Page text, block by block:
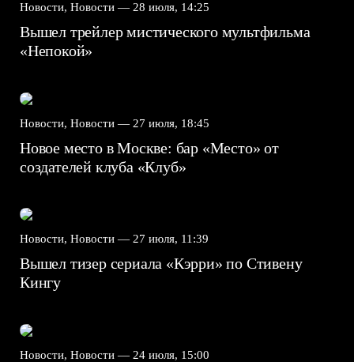
Новости, Новости — 28 июля, 14:25
Вышел трейлер мистического мультфильма
«Непокой»
Новости, Новости — 27 июля, 18:45
Новое место в Москве: бар «Место» от
создателей клуба «Клуб»
Новости, Новости — 27 июля, 11:39
Вышел тизер сериала «Кэрри» по Стивену
Кингу
Новости, Новости — 24 июля, 15:00